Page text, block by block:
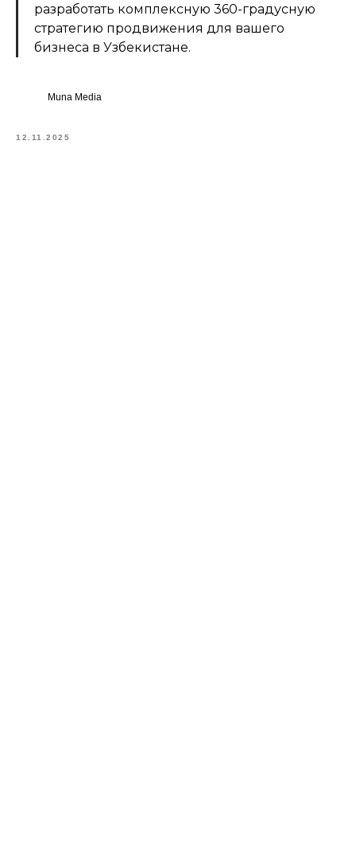
разработать комплексную 360-градусную
стратегию продвижения для вашего
бизнеса в Узбекистане.
Muna Media
12.11.2025